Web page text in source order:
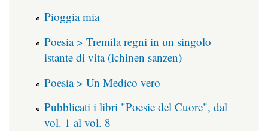
Pioggia mia
Poesia > Tremila regni in un singolo
istante di vita (ichinen sanzen)
Poesia > Un Medico vero
Pubblicati i libri "Poesie del Cuore", dal
vol. 1 al vol. 8